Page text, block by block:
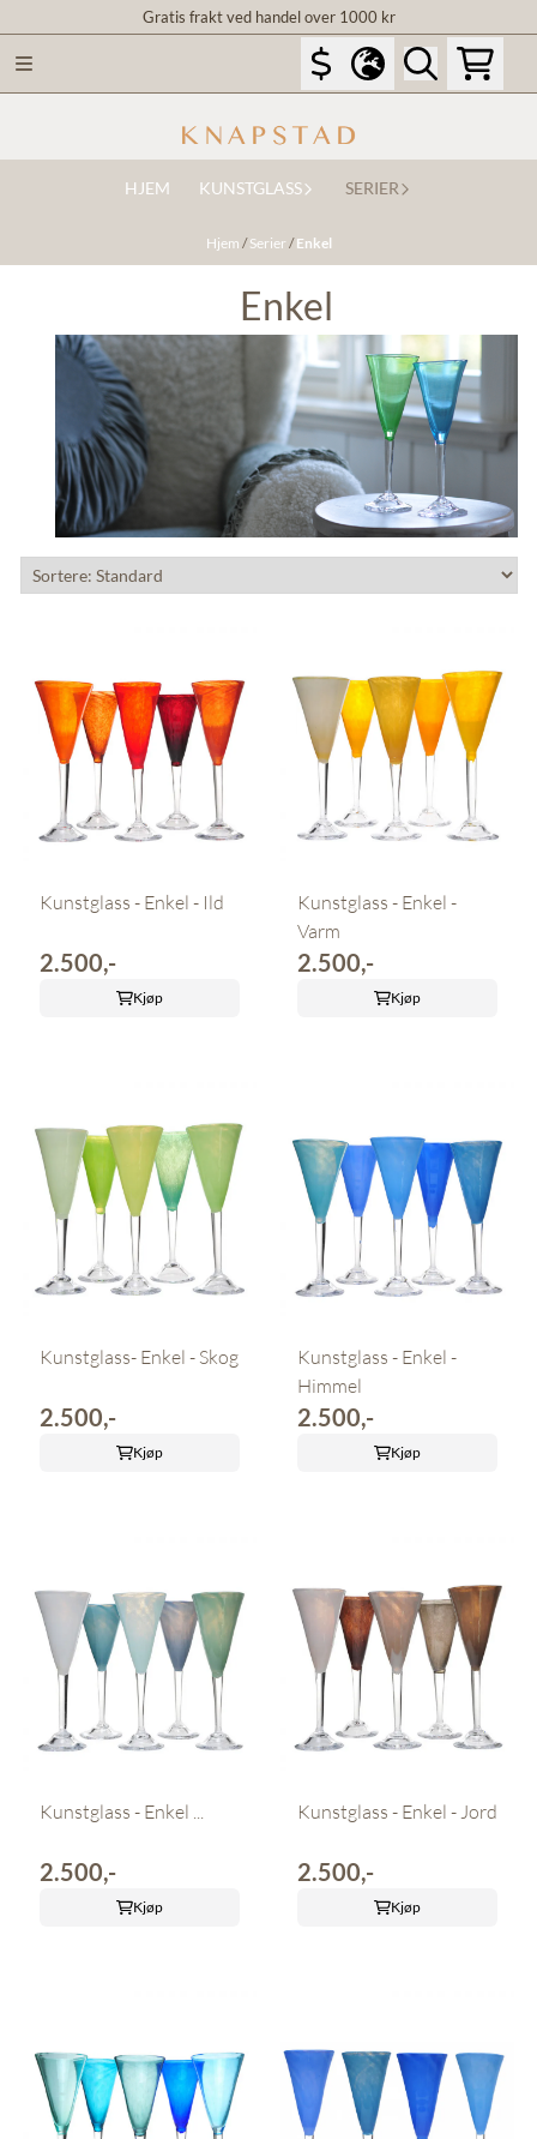
Gratis frakt ved handel over 1000 kr
HJEM KUNSTGLASS SERIER
Hjem /Serier /Enkel
Enkel
Kunstglass - Enkel - Ild
2.500,-
Kjøp
Kunstglass - Enkel -
Varm
2.500,-
Kjøp
Kunstglass- Enkel - Skog
2.500,-
Kjøp
Kunstglass - Enkel -
Himmel
2.500,-
Kjøp
Kunstglass - Enkel ...
2.500,-
Kjøp
Kunstglass - Enkel - Jord
2.500,-
Kjøp